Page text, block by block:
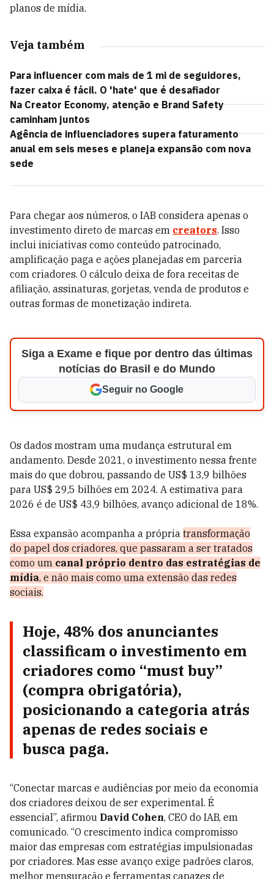
planos de mídia.
Veja também
Para influencer com mais de 1 mi de seguidores,
fazer caixa é fácil. O 'hate' que é desafiador
Na Creator Economy, atenção e Brand Safety
caminham juntos
Agência de influenciadores supera faturamento
anual em seis meses e planeja expansão com nova
sede
Para chegar aos números, o IAB considera apenas o
investimento direto de marcas em creators. Isso
inclui iniciativas como conteúdo patrocinado,
amplificação paga e ações planejadas em parceria
com criadores. O cálculo deixa de fora receitas de
afiliação, assinaturas, gorjetas, venda de produtos e
outras formas de monetização indireta.
Siga a Exame e fique por dentro das últimas
notícias do Brasil e do Mundo
Seguir no Google
Os dados mostram uma mudança estrutural em
andamento. Desde 2021, o investimento nessa frente
mais do que dobrou, passando de US$ 13,9 bilhões
para US$ 29,5 bilhões em 2024. A estimativa para
2026 é de US$ 43,9 bilhões, avanço adicional de 18%.
Essa expansão acompanha a própria transformação
do papel dos criadores, que passaram a ser tratados
como um canal próprio dentro das estratégias de
mídia, e não mais como uma extensão das redes
sociais.
Hoje, 48% dos anunciantes
classificam o investimento em
criadores como “must buy”
(compra obrigatória),
posicionando a categoria atrás
apenas de redes sociais e
busca paga.
“Conectar marcas e audiências por meio da economia
dos criadores deixou de ser experimental. É
essencial”, afirmou David Cohen, CEO do IAB, em
comunicado. “O crescimento indica compromisso
maior das empresas com estratégias impulsionadas
por criadores. Mas esse avanço exige padrões claros,
melhor mensuração e ferramentas capazes de